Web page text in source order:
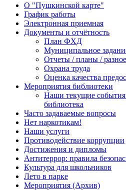
О "Пушкинской карте"
График работы
Электронная приемная
Документы и отчётность
План ФХД
Муниципальное
Отчеты / планы / разное
Охрана труда
Оценка качества
Мероприятия библиотеки
Наши текущие события
библиотека
Часто задаваемые вопросы
Нет наркотикам!
Наши услуги
Противодействие коррупции
Достижения и дипломы
Антитеррор: правила
Культура для школьников
Лето в парке
Мероприятия (Архив)